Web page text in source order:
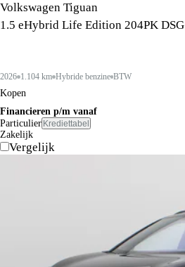
Volkswagen Tiguan
1.5 eHybrid Life Edition 204PK DSG
2026 1.104 km Hybride benzine BTW
Kopen
Financieren p/m vanaf
Particulier Krediettabel
Zakelijk
Vergelijk